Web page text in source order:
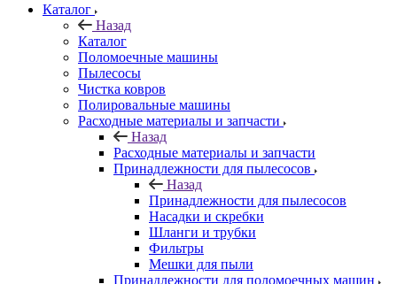
Каталог
Назад
Каталог
Поломоечные машины
Пылесосы
Чистка ковров
Полировальные машины
Расходные материалы и запчасти
Назад
Расходные материалы и запчасти
Принадлежности для пылесосов
Назад
Принадлежности для пылесосов
Насадки и скребки
Шланги и трубки
Фильтры
Мешки для пыли
Принадлежности для поломоечных машин